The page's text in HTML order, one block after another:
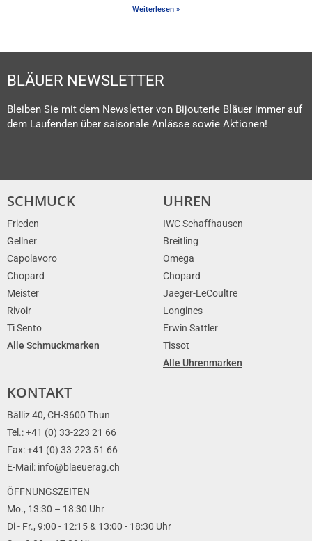
Weiterlesen »
BLÄUER NEWSLETTER
Bleiben Sie mit dem Newsletter von Bijouterie Bläuer immer auf
dem Laufenden über saisonale Anlässe sowie Aktionen!
SCHMUCK
Frieden
Gellner
Capolavoro
Chopard
Meister
Rivoir
Ti Sento
Alle Schmuckmarken
UHREN
IWC Schaffhausen
Breitling
Omega
Chopard
Jaeger-LeCoultre
Longines
Erwin Sattler
Tissot
Alle Uhrenmarken
KONTAKT
Bälliz 40, CH-3600 Thun
Tel.: +41 (0) 33-223 21 66
Fax: +41 (0) 33-223 51 66
E-Mail: info@blaeuerag.ch
ÖFFNUNGSZEITEN
Mo., 13:30 – 18:30 Uhr
Di - Fr., 9:00 - 12:15 & 13:00 - 18:30 Uhr